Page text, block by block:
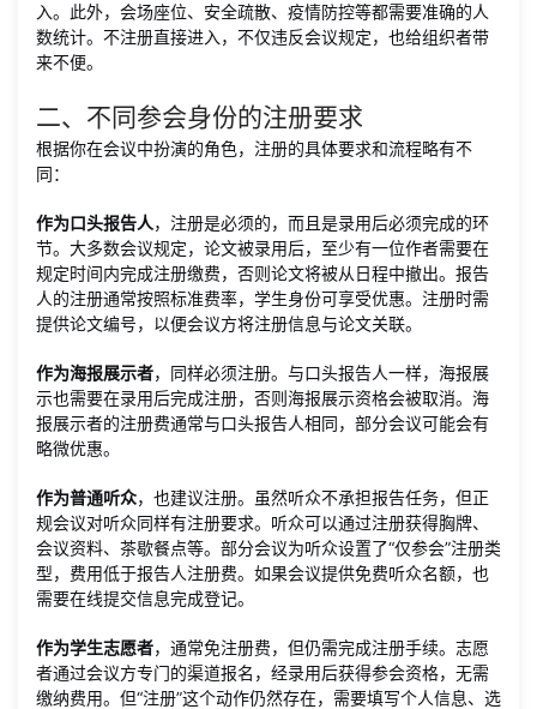
入。此外，会场座位、安全疏散、疫情防控等都需要准确的人
数统计。不注册直接进入，不仅违反会议规定，也给组织者带
来不便。
二、不同参会身份的注册要求
根据你在会议中扮演的角色，注册的具体要求和流程略有不
同：
作为口头报告人，注册是必须的，而且是录用后必须完成的环
节。大多数会议规定，论文被录用后，至少有一位作者需要在
规定时间内完成注册缴费，否则论文将被从日程中撤出。报告
人的注册通常按照标准费率，学生身份可享受优惠。注册时需
提供论文编号，以便会议方将注册信息与论文关联。
作为海报展示者，同样必须注册。与口头报告人一样，海报展
示也需要在录用后完成注册，否则海报展示资格会被取消。海
报展示者的注册费通常与口头报告人相同，部分会议可能会有
略微优惠。
作为普通听众，也建议注册。虽然听众不承担报告任务，但正
规会议对听众同样有注册要求。听众可以通过注册获得胸牌、
会议资料、茶歇餐点等。部分会议为听众设置了“仅参会”注册类
型，费用低于报告人注册费。如果会议提供免费听众名额，也
需要在线提交信息完成登记。
作为学生志愿者，通常免注册费，但仍需完成注册手续。志愿
者通过会议方专门的渠道报名，经录用后获得参会资格，无需
缴纳费用。但“注册”这个动作仍然存在，需要填写个人信息、选